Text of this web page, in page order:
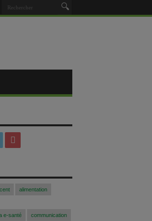
alimentation
e-santé communication